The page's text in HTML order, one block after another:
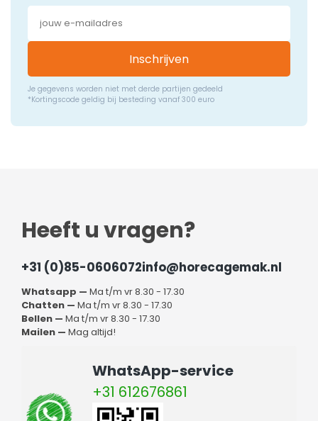
Inschrijven
Je gegevens worden niet met derde partijen gedeeld
*Kortingscode geldig bij besteding vanaf 300 euro
Heeft u vragen?
+31 (0)85-0606072info@horecagemak.nl
Whatsapp — Ma t/m vr 8.30 - 17.30
Chatten — Ma t/m vr 8.30 - 17.30
Bellen — Ma t/m vr 8.30 - 17.30
Mailen — Mag altijd!
WhatsApp-service
+31 612676861